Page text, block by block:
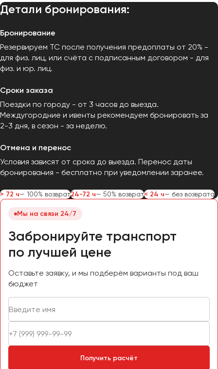
Детали бронирования:
Бронирование
Резервируем ТС после получения предоплаты от 20% -
для физ. лиц, или счёта с подписанным договором - для
физ. и юр. лиц.
Сроки заказа
Поездки по городу - от 3 часов до выезда.
Междугородние и ивенты рекомендуем бронировать за
2-3 дня, в сезон - за неделю.
Отмена и перенос
Условия зависят от срока до выезда. Перенос даты
бронирования - бесплатно при уведомлении заранее.
> 72 ч— 100% возврат24-72 ч— 50% возврат< 24 ч— без возврата
Мы на связи 24/7
Забронируйте транспорт
по лучшей цене
Оставьте заявку, и мы подберём варианты под ваш
бюджет
Получить расчёт